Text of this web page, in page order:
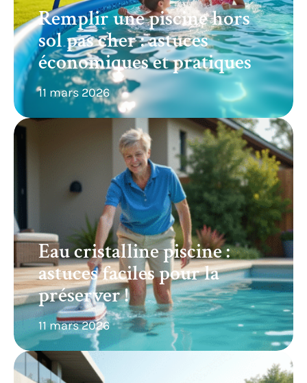
Remplir une piscine hors
sol pas cher : astuces
économiques et pratiques
11 mars 2026
Eau cristalline piscine :
astuces faciles pour la
préserver !
11 mars 2026